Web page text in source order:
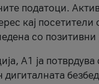
податоци.
кај посетители
со
А1 ја потврдува
дигиталната